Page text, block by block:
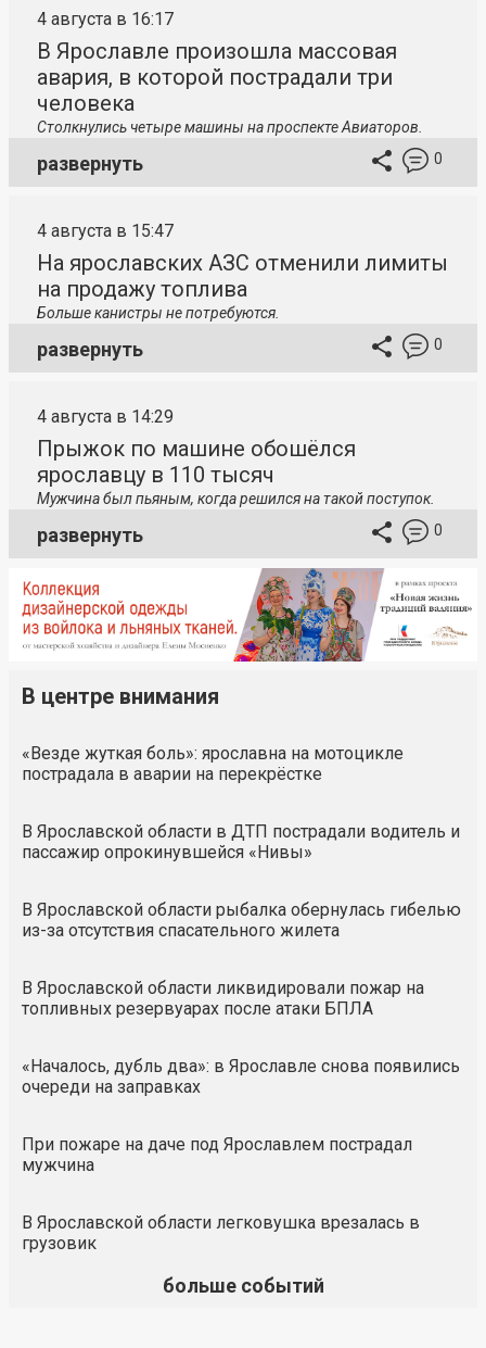
4 августа в 16:17
В Ярославле произошла массовая
авария, в которой пострадали три
человека
Столкнулись четыре машины на проспекте Авиаторов.
развернуть 0
4 августа в 15:47
На ярославских АЗС отменили лимиты
на продажу топлива
Больше канистры не потребуются.
развернуть 0
4 августа в 14:29
Прыжок по машине обошёлся
ярославцу в 110 тысяч
Мужчина был пьяным, когда решился на такой поступок.
развернуть 0
В центре внимания
«Везде жуткая боль»: ярославна на мотоцикле
пострадала в аварии на перекрёстке
В Ярославской области в ДТП пострадали водитель и
пассажир опрокинувшейся «Нивы»
В Ярославской области рыбалка обернулась гибелью
из-за отсутствия спасательного жилета
В Ярославской области ликвидировали пожар на
топливных резервуарах после атаки БПЛА
«Началось, дубль два»: в Ярославле снова появились
очереди на заправках
При пожаре на даче под Ярославлем пострадал
мужчина
В Ярославской области легковушка врезалась в
грузовик
больше событий